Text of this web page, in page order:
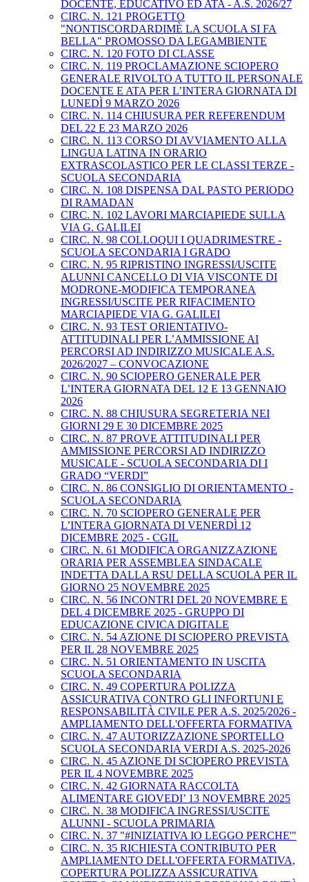
DOCENTE, EDUCATIVO ED ATA - A.S. 2026/27
CIRC. N. 121 PROGETTO
"NONTISCORDARDIMÈ LA SCUOLA SI FA
BELLA" PROMOSSO DA LEGAMBIENTE
CIRC. N. 120 FOTO DI CLASSE
CIRC. N. 119 PROCLAMAZIONE SCIOPERO
GENERALE RIVOLTO A TUTTO IL PERSONALE
DOCENTE E ATA PER L’INTERA GIORNATA DI
LUNEDÌ 9 MARZO 2026
CIRC. N. 114 CHIUSURA PER REFERENDUM
DEL 22 E 23 MARZO 2026
CIRC. N. 113 CORSO DI AVVIAMENTO ALLA
LINGUA LATINA IN ORARIO
EXTRASCOLASTICO PER LE CLASSI TERZE -
SCUOLA SECONDARIA
CIRC. N. 108 DISPENSA DAL PASTO PERIODO
DI RAMADAN
CIRC. N. 102 LAVORI MARCIAPIEDE SULLA
VIA G. GALILEI
CIRC. N. 98 COLLOQUI I QUADRIMESTRE -
SCUOLA SECONDARIA I GRADO
CIRC. N. 95 RIPRISTINO INGRESSI/USCITE
ALUNNI CANCELLO DI VIA VISCONTE DI
MODRONE-MODIFICA TEMPORANEA
INGRESSI/USCITE PER RIFACIMENTO
MARCIAPIEDE VIA G. GALILEI
CIRC. N. 93 TEST ORIENTATIVO-
ATTITUDINALI PER L’AMMISSIONE AI
PERCORSI AD INDIRIZZO MUSICALE A.S.
2026/2027 – CONVOCAZIONE
CIRC. N. 90 SCIOPERO GENERALE PER
L’INTERA GIORNATA DEL 12 E 13 GENNAIO
2026
CIRC. N. 88 CHIUSURA SEGRETERIA NEI
GIORNI 29 E 30 DICEMBRE 2025
CIRC. N. 87 PROVE ATTITUDINALI PER
AMMISSIONE PERCORSI AD INDIRIZZO
MUSICALE - SCUOLA SECONDARIA DI I
GRADO “VERDI”
CIRC. N. 86 CONSIGLIO DI ORIENTAMENTO -
SCUOLA SECONDARIA
CIRC. N. 70 SCIOPERO GENERALE PER
L’INTERA GIORNATA DI VENERDÌ 12
DICEMBRE 2025 - CGIL
CIRC. N. 61 MODIFICA ORGANIZZAZIONE
ORARIA PER ASSEMBLEA SINDACALE
INDETTA DALLA RSU DELLA SCUOLA PER IL
GIORNO 25 NOVEMBRE 2025
CIRC. N. 56 INCONTRI DEL 20 NOVEMBRE E
DEL 4 DICEMBRE 2025 - GRUPPO DI
EDUCAZIONE CIVICA DIGITALE
CIRC. N. 54 AZIONE DI SCIOPERO PREVISTA
PER IL 28 NOVEMBRE 2025
CIRC. N. 51 ORIENTAMENTO IN USCITA
SCUOLA SECONDARIA
CIRC. N. 49 COPERTURA POLIZZA
ASSICURATIVA CONTRO GLI INFORTUNI E
RESPONSABILITÀ CIVILE PER A.S. 2025/2026 -
AMPLIAMENTO DELL'OFFERTA FORMATIVA
CIRC. N. 47 AUTORIZZAZIONE SPORTELLO
SCUOLA SECONDARIA VERDI A.S. 2025-2026
CIRC. N. 45 AZIONE DI SCIOPERO PREVISTA
PER IL 4 NOVEMBRE 2025
CIRC. N. 42 GIORNATA RACCOLTA
ALIMENTARE GIOVEDI’ 13 NOVEMBRE 2025
CIRC. N. 38 MODIFICA INGRESSI/USCITE
ALUNNI - SCUOLA PRIMARIA
CIRC. N. 37 "#INIZIATIVA IO LEGGO PERCHE'"
CIRC. N. 35 RICHIESTA CONTRIBUTO PER
AMPLIAMENTO DELL'OFFERTA FORMATIVA,
COPERTURA POLIZZA ASSICURATIVA